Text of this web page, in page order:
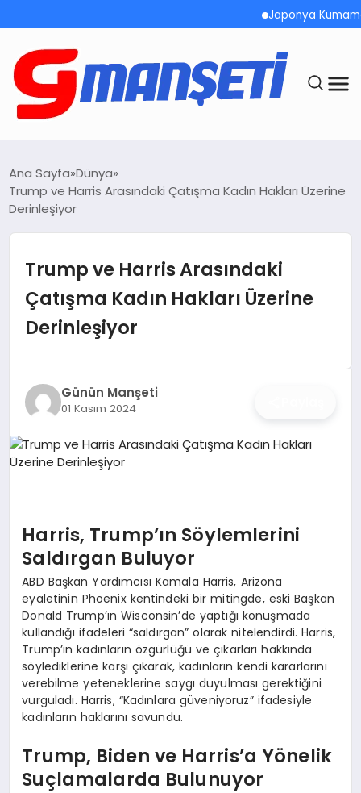
Japonya
DEMOLAR
TEKNOLOJI
OYUN
ANA DEMO
TEKNOLOJI
KRIPTO PARA
GEZI & SEYAHAT
OYUN
Ana Sayfa Dünya
Trump ve Harris Arasındaki Çatışma Kadın Hakları Üzerine
Derinleşiyor
Trump ve Harris Arasındaki
Çatışma Kadın Hakları Üzerine
Derinleşiyor
Günün Manşeti
01 Kasım 2024
Harris, Trump’ın Söylemlerini
Saldırgan Buluyor
ABD Başkan Yardımcısı Kamala Harris, Arizona
eyaletinin Phoenix kentindeki bir mitingde, eski Başkan
Donald Trump’ın Wisconsin’de yaptığı konuşmada
kullandığı ifadeleri “saldırgan” olarak nitelendirdi. Harris,
Trump’ın kadınların özgürlüğü ve çıkarları hakkında
söylediklerine karşı çıkarak, kadınların kendi kararlarını
verebilme yeteneklerine saygı duyulması gerektiğini
vurguladı. Harris, “Kadınlara güveniyoruz” ifadesiyle
kadınların haklarını savundu.
Trump, Biden ve Harris’a Yönelik
Suçlamalarda Bulunuyor